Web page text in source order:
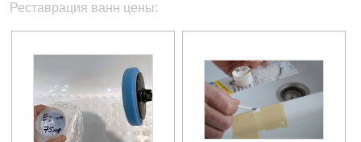
Реставрация ванн цены: